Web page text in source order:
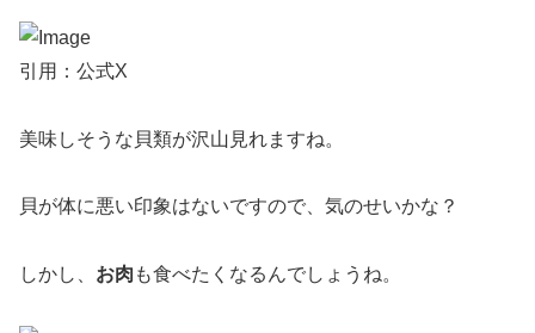
引用：公式X
美味しそうな貝類が沢山見れますね。
貝が体に悪い印象はないですので、気のせいかな？
しかし、 お肉 も食べたくなるんでしょうね。